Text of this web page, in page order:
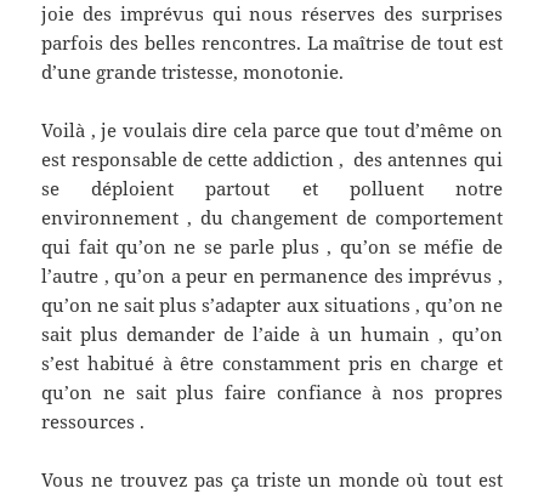
joie des imprévus qui nous réserves des surprises
parfois des belles rencontres. La maîtrise de tout est
d’une grande tristesse, monotonie.
Voilà , je voulais dire cela parce que tout d’même on
est responsable de cette addiction , des antennes qui
se déploient partout et polluent notre
environnement , du changement de comportement
qui fait qu’on ne se parle plus , qu’on se méfie de
l’autre , qu’on a peur en permanence des imprévus ,
qu’on ne sait plus s’adapter aux situations , qu’on ne
sait plus demander de l’aide à un humain , qu’on
s’est habitué à être constamment pris en charge et
qu’on ne sait plus faire confiance à nos propres
ressources .
Vous ne trouvez pas ça triste un monde où tout est